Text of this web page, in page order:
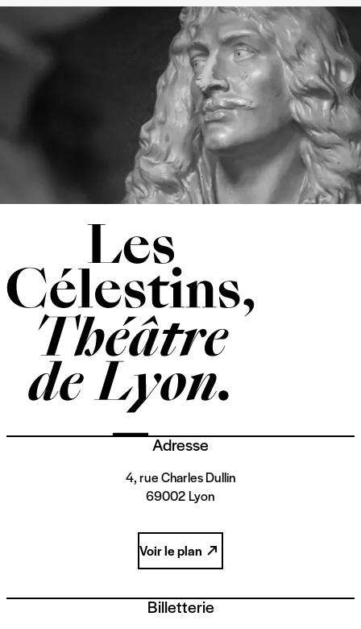
Adresse
4, rue Charles Dullin
69002 Lyon
Voir le plan
Billetterie